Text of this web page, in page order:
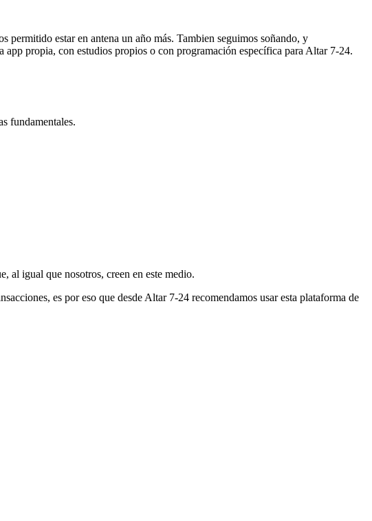
permitido estar en antena un año más. Tambien seguimos soñando, y
propia, con estudios propios o con programación específica para Altar 7-24.
fundamentales.
al igual que nosotros, creen en este medio.
es por eso que desde Altar 7-24 recomendamos usar esta plataforma de